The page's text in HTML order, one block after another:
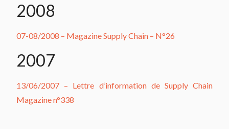
2008
07-08/2008 – Magazine Supply Chain – N°26
2007
13/06/2007 – Lettre d’information de Supply Chain
Magazine n°338